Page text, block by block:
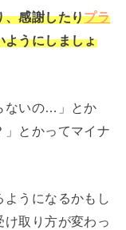
、感謝したりプラ
ようにしましょ
ないの…」とか
」とかってマイナ
うになるかもし
取り方が変わっ